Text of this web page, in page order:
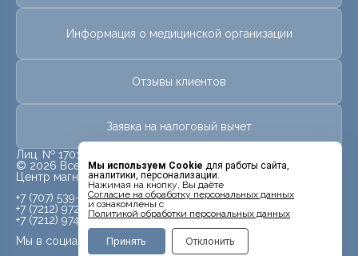
Мы используем Cookie для работы сайта,
аналитики, персонализации.
Нажимая на кнопку, Вы даёте
Cогласие на обработку персональных данных
и ознакомлены с
Политикой обработки персональных данных
Принять Отклонить
Информация о медицинской организации
Отзывы клиентов
Заявка на налоговый вычет
Лиц. № 17013581 от 28 июля 2017 г.
© 2026 Все права защищены.
Центр магнитно-резонансной томографии «МРТ Лидер»
Мы в социальных сетях
+7 (707) 539-99-59
+7 (7212) 972-959
+7 (7212) 974-959